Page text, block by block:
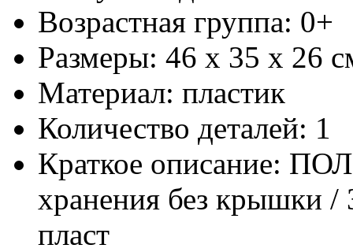
Возрастная группа: 0+
Размеры: 46 х 35 х 26
Материал: пластик
Количество деталей: 1
Краткое описание:
хранения без крышки
пласт